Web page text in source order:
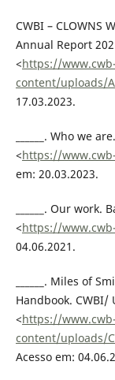
CWBI – CLOWNS
Annual Report
<https://
content/uploads/
17.03.2023.
______. Who we
<https://
em: 20.03.2023.
______. Our
<https://
04.06.2021.
______. Miles of
Handbook. CWBI/
<https://
content/uploads/
Acesso em: